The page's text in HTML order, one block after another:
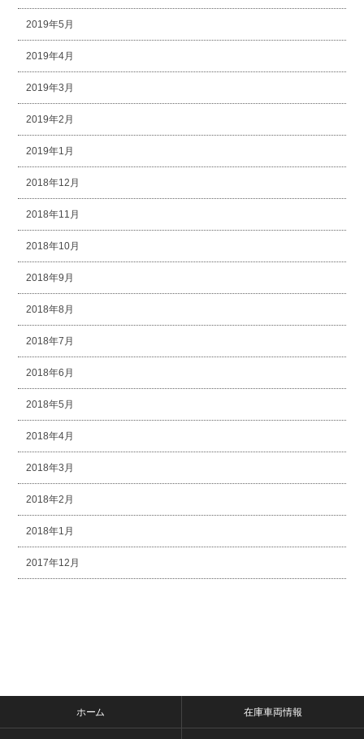
2019年5月
2019年4月
2019年3月
2019年2月
2019年1月
2018年12月
2018年11月
2018年10月
2018年9月
2018年8月
2018年7月
2018年6月
2018年5月
2018年4月
2018年3月
2018年2月
2018年1月
2017年12月
ホーム 在庫車両情報